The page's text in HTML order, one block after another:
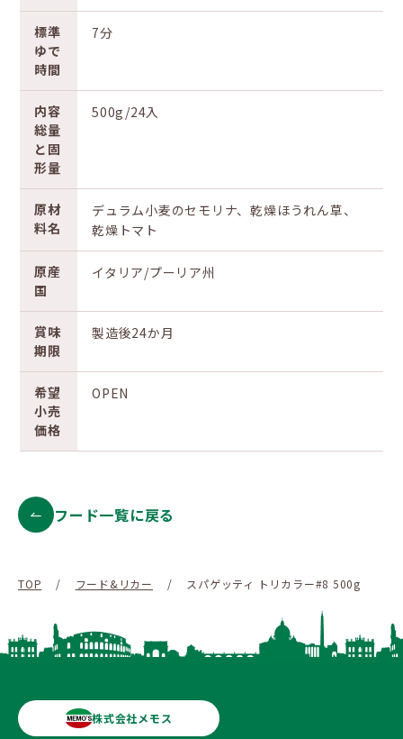
標準
ゆで
時間
7分
内容
総量
と固
形量
500g/24入
原材
料名
デュラム小麦のセモリナ、乾燥ほうれん草、
乾燥トマト
原産
国
イタリア/プーリア州
賞味
期限
製造後24か月
希望
小売
価格
OPEN
フード一覧に戻る
TOP / フード&リカー / スパゲッティ トリカラー#8 500g
株式会社メモス